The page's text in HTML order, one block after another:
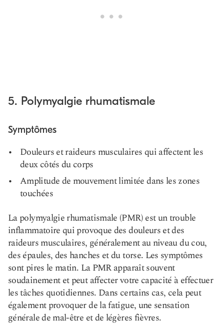
5. Polymyalgie rhumatismale
Symptômes
Douleurs et raideurs musculaires qui affectent les
deux côtés du corps
Amplitude de mouvement limitée dans les zones
touchées
La polymyalgie rhumatismale (PMR) est un trouble
inflammatoire qui provoque des douleurs et des
raideurs musculaires, généralement au niveau du cou,
des épaules, des hanches et du torse. Les symptômes
sont pires le matin. La PMR apparaît souvent
soudainement et peut affecter votre capacité à effectuer
les tâches quotidiennes. Dans certains cas, cela peut
également provoquer de la fatigue, une sensation
générale de mal-être et de légères fièvres.